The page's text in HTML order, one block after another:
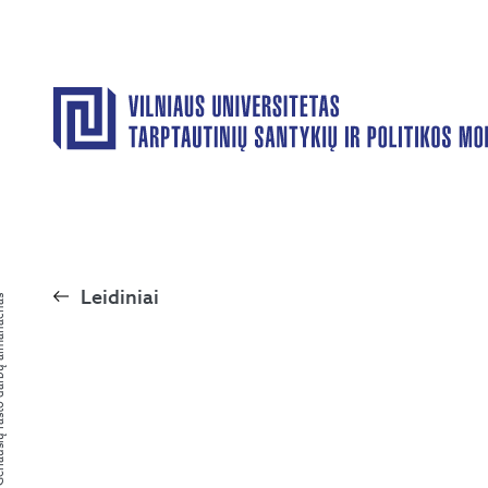
Leidiniai